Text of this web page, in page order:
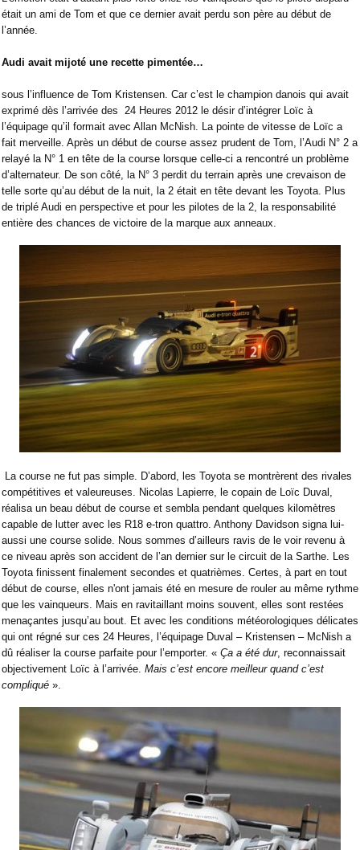
était un ami de Tom et que ce dernier avait perdu son père au début de
l’année.
Audi avait mijoté une recette pimentée…
sous l’influence de Tom Kristensen. Car c’est le champion danois qui avait
exprimé dès l’arrivée des 24 Heures 2012 le désir d’intégrer Loïc à
l’équipage qu’il formait avec Allan McNish. La pointe de vitesse de Loïc a
fait merveille. Après un début de course assez prudent de Tom, l’Audi N° 2 a
relayé la N° 1 en tête de la course lorsque celle-ci a rencontré un problème
d’alternateur. De son côté, la N° 3 perdit du terrain après une crevaison de
telle sorte qu’au début de la nuit, la 2 était en tête devant les Toyota. Plus
de triplé Audi en perspective et pour les pilotes de la 2, la responsabilité
entière des chances de victoire de la marque aux anneaux.
La course ne fut pas simple. D’abord, les Toyota se montrèrent des rivales
compétitives et valeureuses. Nicolas Lapierre, le copain de Loïc Duval,
réalisa un beau début de course et sembla pendant quelques kilomètres
capable de lutter avec les R18 e-tron quattro. Anthony Davidson signa lui-
aussi une course solide. Nous sommes d’ailleurs ravis de le voir revenu à
ce niveau après son accident de l’an dernier sur le circuit de la Sarthe. Les
Toyota finissent finalement secondes et quatrièmes. Certes, à part en tout
début de course, elles n'ont jamais été en mesure de rouler au même rythme
que les vainqueurs. Mais en ravitaillant moins souvent, elles sont restées
menaçantes jusqu’au bout. Et avec les conditions météorologiques délicates
qui ont régné sur ces 24 Heures, l’équipage Duval – Kristensen – McNish a
dû réaliser la course parfaite pour l’emporter. « Ça a été dur, reconnaissait
objectivement Loïc à l’arrivée. Mais c’est encore meilleur quand c’est
compliqué ».